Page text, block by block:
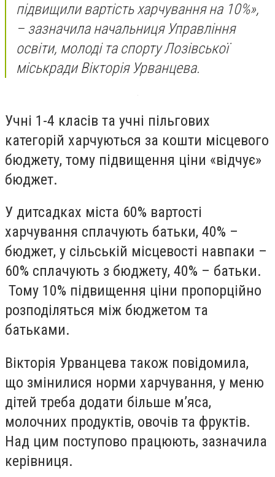
підвищили вартість харчування на 10%»,
– зазначила начальниця Управління
освіти, молоді та спорту Лозівської
міськради Вікторія Урванцева.
Учні 1-4 класів та учні пільгових
категорій харчуються за кошти місцевого
бюджету, тому підвищення ціни «відчує»
бюджет.
У дитсадках міста 60% вартості
харчування сплачують батьки, 40% –
бюджет, у сільській місцевості навпаки –
60% сплачують з бюджету, 40% – батьки.
Тому 10% підвищення ціни пропорційно
розподіляться між бюджетом та
батьками.
Вікторія Урванцева також повідомила,
що змінилися норми харчування, у меню
дітей треба додати більше м’яса,
молочних продуктів, овочів та фруктів.
Над цим поступово працюють, зазначила
керівниця.